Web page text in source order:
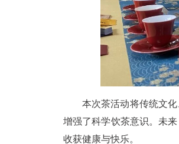
本次茶活动将传统文
增强了科学饮茶意识。未
收获健康与快乐。